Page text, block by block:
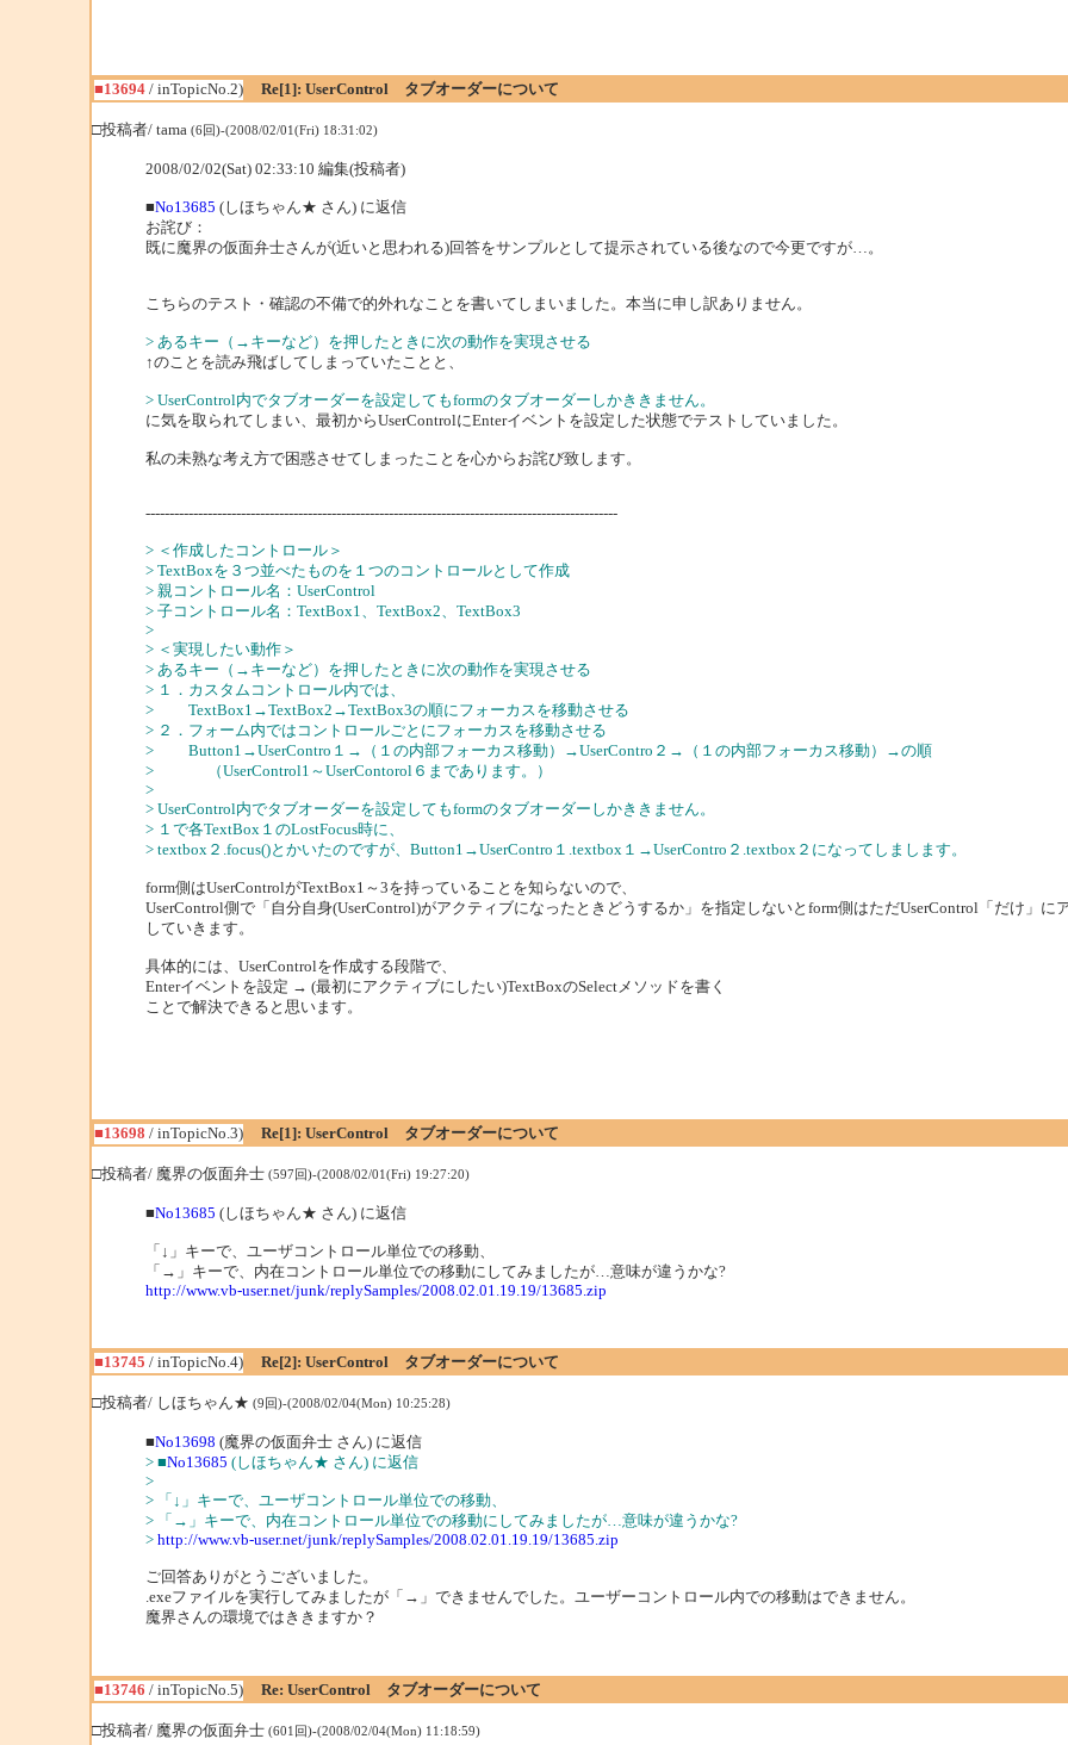
■13694/ inTopicNo.2)
Re[1]: UserControl タブオーダーについて
□投稿者/ tama (6回)-(2008/02/01(Fri) 18:31:02)
2008/02/02(Sat) 02:33:10 編集(投稿者)
■No13685 (しほちゃん★ さん) に返信
お詫び：
既に魔界の仮面弁士さんが(近いと思われる)回答をサンプルとして提示されている後なので今更ですが…。
こちらのテスト・確認の不備で的外れなことを書いてしまいました。本当に申し訳ありません。
> あるキー（→キーなど）を押したときに次の動作を実現させる
↑のことを読み飛ばしてしまっていたことと、
> UserControl内でタブオーダーを設定してもformのタブオーダーしかききません。
に気を取られてしまい、最初からUserControlにEnterイベントを設定した状態でテストしていました。
私の未熟な考え方で困惑させてしまったことを心からお詫び致します。
---------------------------------------------------------------------------------------------------
> ＜作成したコントロール＞
> TextBoxを３つ並べたものを１つのコントロールとして作成
> 親コントロール名：UserControl
> 子コントロール名：TextBox1、TextBox2、TextBox3
>
> ＜実現したい動作＞
> あるキー（→キーなど）を押したときに次の動作を実現させる
> １．カスタムコントロール内では、
> TextBox1→TextBox2→TextBox3の順にフォーカスを移動させる
> ２．フォーム内ではコントロールごとにフォーカスを移動させる
> Button1→UserContro１→（１の内部フォーカス移動）→UserContro２→（１の内部フォーカス移動）→の順
> （UserControl1～UserContorol６まであります。）
>
> UserControl内でタブオーダーを設定してもformのタブオーダーしかききません。
> １で各TextBox１のLostFocus時に、
> textbox２.focus()とかいたのですが、Button1→UserContro１.textbox１→UserContro２.textbox２になってしまします。
form側はUserControlがTextBox1～3を持っていることを知らないので、
UserControl側で「自分自身(UserControl)がアクティブになったときどうするか」を指定しないとform側はただUserControl「だけ」に
していきます。
具体的には、UserControlを作成する段階で、
Enterイベントを設定 → (最初にアクティブにしたい)TextBoxのSelectメソッドを書く
ことで解決できると思います。
■13698 / inTopicNo.3)
Re[1]: UserControl タブオーダーについて
□投稿者/ 魔界の仮面弁士 (597回)-(2008/02/01(Fri) 19:27:20)
■No13685 (しほちゃん★ さん) に返信
「↓」キーで、ユーザコントロール単位での移動、
「→」キーで、内在コントロール単位での移動にしてみましたが…意味が違うかな?
http://www.vb-user.net/junk/replySamples/2008.02.01.19.19/13685.zip
■13745 / inTopicNo.4)
Re[2]: UserControl タブオーダーについて
□投稿者/ しほちゃん★ (9回)-(2008/02/04(Mon) 10:25:28)
■No13698 (魔界の仮面弁士 さん) に返信
> ■No13685 (しほちゃん★ さん) に返信
>
> 「↓」キーで、ユーザコントロール単位での移動、
> 「→」キーで、内在コントロール単位での移動にしてみましたが…意味が違うかな?
> http://www.vb-user.net/junk/replySamples/2008.02.01.19.19/13685.zip
ご回答ありがとうございました。
.exeファイルを実行してみましたが「→」できませんでした。ユーザーコントロール内での移動はできません。
魔界さんの環境ではききますか？
■13746 / inTopicNo.5)
Re: UserControl タブオーダーについて
□投稿者/ 魔界の仮面弁士 (601回)-(2008/02/04(Mon) 11:18:59)